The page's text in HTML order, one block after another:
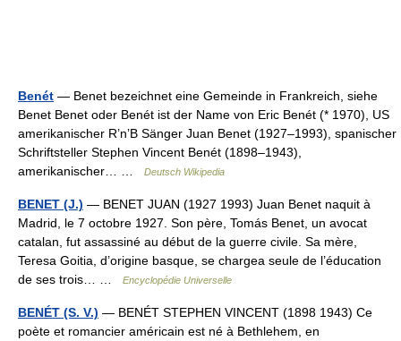
Benét — Benet bezeichnet eine Gemeinde in Frankreich, siehe
Benet Benet oder Benét ist der Name von Eric Benét (* 1970), US
amerikanischer R’n’B Sänger Juan Benet (1927–1993), spanischer
Schriftsteller Stephen Vincent Benét (1898–1943),
amerikanischer… …
Deutsch Wikipedia
BENET (J.) — BENET JUAN (1927 1993) Juan Benet naquit à
Madrid, le 7 octobre 1927. Son père, Tomás Benet, un avocat
catalan, fut assassiné au début de la guerre civile. Sa mère,
Teresa Goitia, d’origine basque, se chargea seule de l’éducation
de ses trois… …
Encyclopédie Universelle
BENÉT (S. V.) — BENÉT STEPHEN VINCENT (1898 1943) Ce
poète et romancier américain est né à Bethlehem, en